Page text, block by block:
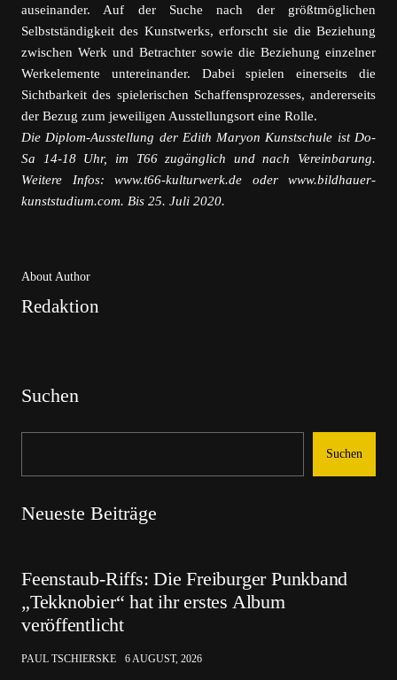
auseinander. Auf der Suche nach der größtmöglichen
Selbstständigkeit des Kunstwerks, erforscht sie die Beziehung
zwischen Werk und Betrachter sowie die Beziehung einzelner
Werkelemente untereinander. Dabei spielen einerseits die
Sichtbarkeit des spielerischen Schaffensprozesses, andererseits
der Bezug zum jeweiligen Ausstellungsort eine Rolle.
Die Diplom-Ausstellung der Edith Maryon Kunstschule ist Do-
Sa 14-18 Uhr, im T66 zugänglich und nach Vereinbarung.
Weitere Infos: www.t66-kulturwerk.de oder www.bildhauer-
kunststudium.com. Bis 25. Juli 2020.
About Author
Redaktion
Suchen
Suchen
Neueste Beiträge
Feenstaub-Riffs: Die Freiburger Punkband
„Tekknobier“ hat ihr erstes Album
veröffentlicht
PAUL TSCHIERSKE 6 AUGUST, 2026